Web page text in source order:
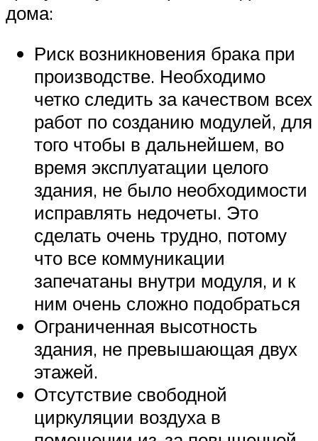
дома:
Риск возникновения брака при
производстве. Необходимо
четко следить за качеством всех
работ по созданию модулей, для
того чтобы в дальнейшем, во
время эксплуатации целого
здания, не было необходимости
исправлять недочеты. Это
сделать очень трудно, потому
что все коммуникации
запечатаны внутри модуля, и к
ним очень сложно подобраться
Ограниченная высотность
здания, не превышающая двух
этажей.
Отсутствие свободной
циркуляции воздуха в